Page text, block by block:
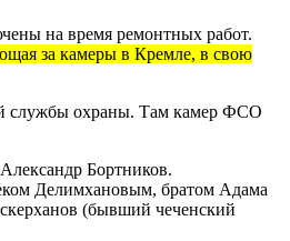
на время ремонтных работ.
за камеры в Кремле, в свою
службы охраны. Там камер ФСО
Бортников.
Делимхановым, братом Адама
(бывший чеченский